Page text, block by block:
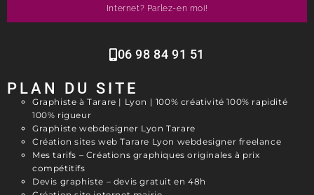
PLAN DU SITE
Graphiste à Tarare | Lyon | 100% créativité 100% rapidité
100% rigueur
Graphiste webdesigner Lyon Tarare
Création sites web Tarare Lyon webdesigner freelance
Mes tarifs – Créations graphiques originales à prix
compétitifs
Devis graphiste – devis gratuit en 48h
Internet? Parlez-en moi!
06 98 84 91 51